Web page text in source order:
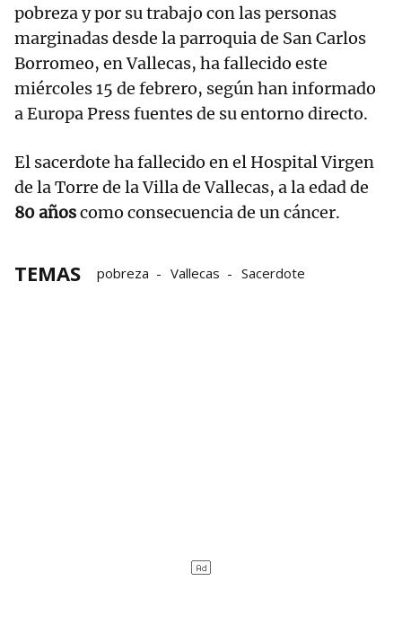
pobreza y por su trabajo con las personas
marginadas desde la parroquia de San Carlos
Borromeo, en Vallecas, ha fallecido este
miércoles 15 de febrero, según han informado
a Europa Press fuentes de su entorno directo.
El sacerdote ha fallecido en el Hospital Virgen
de la Torre de la Villa de Vallecas, a la edad de
80 añoscomo consecuencia de un cáncer.
TEMAS pobreza Vallecas Sacerdote